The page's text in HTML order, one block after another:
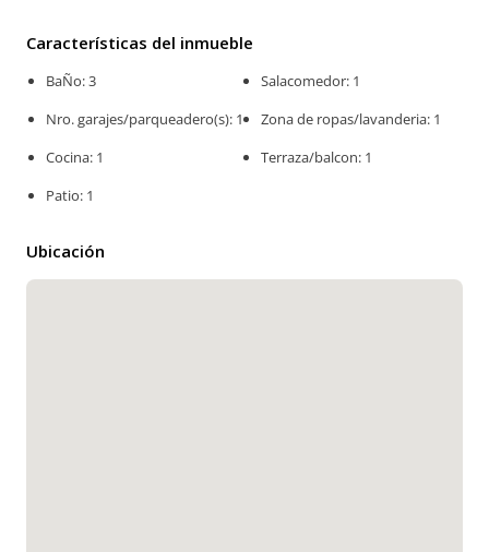
Características del inmueble
BaÑo: 3
Nro. garajes/parqueadero(s): 1
Cocina: 1
Patio: 1
Salacomedor: 1
Zona de ropas/lavanderia: 1
Terraza/balcon: 1
Ubicación